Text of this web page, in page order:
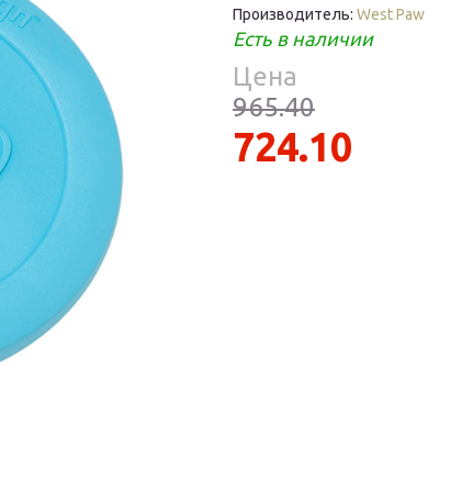
Фломастеры
гигиены
Производитель: West Paw
Есть в наличии
Цена
965.40
724.10